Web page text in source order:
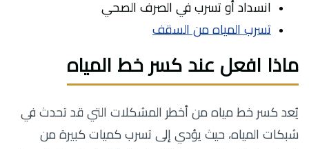
انسداد أو تسرب في الصرف الصحي
تسرب المياه من السقف
ماذا افعل عند كسر خط المياه
يُعد كسر خط مياه من أخطر المشكلات التي قد تحدث في
شبكات المياه، حيث يؤدي إلى تسرب كميات كبيرة من